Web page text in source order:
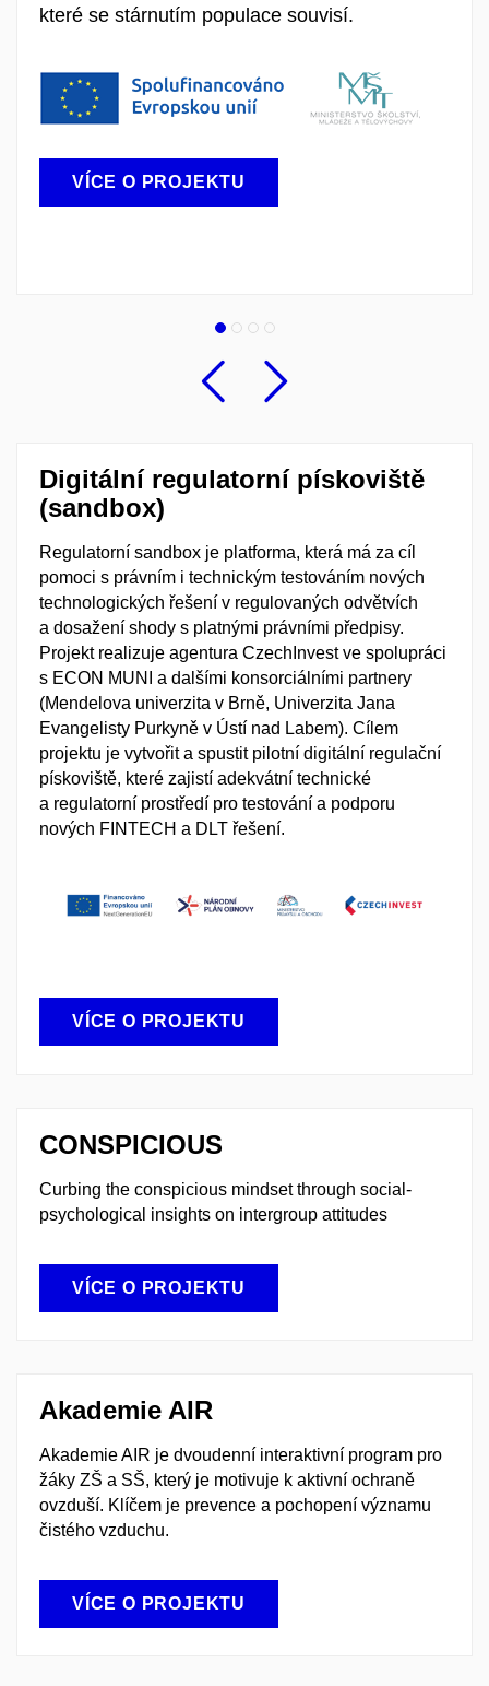
které se stárnutím populace souvisí.
VÍCE O PROJEKTU
Předchozí
Digitální regulatorní pískoviště
(sandbox)
Regulatorní sandbox je platforma, která má za cíl
pomoci s právním i technickým testováním nových
technologických řešení v regulovaných odvětvích
a dosažení shody s platnými právními předpisy.
Projekt realizuje agentura CzechInvest ve spolupráci
s ECON MUNI a dalšími konsorciálními partnery
(Mendelova univerzita v Brně, Univerzita Jana
Evangelisty Purkyně v Ústí nad Labem). Cílem
projektu je vytvořit a spustit pilotní digitální regulační
pískoviště, které zajistí adekvátní technické
a regulatorní prostředí pro testování a podporu
nových FINTECH a DLT řešení.
VÍCE O PROJEKTU
CONSPICIOUS
Curbing the conspicious mindset through social-
psychological insights on intergroup attitudes
VÍCE O PROJEKTU
Akademie AIR
Akademie AIR je dvoudenní interaktivní program pro
žáky ZŠ a SŠ, který je motivuje k aktivní ochraně
ovzduší. Klíčem je prevence a pochopení významu
čistého vzduchu.
VÍCE O PROJEKTU